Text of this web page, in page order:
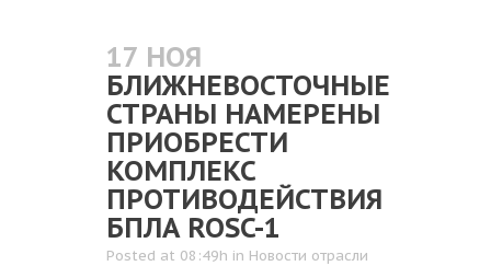
17 НОЯ
БЛИЖНЕВОСТОЧНЫЕ
СТРАНЫ НАМЕРЕНЫ
ПРИОБРЕСТИ
КОМПЛЕКС
ПРОТИВОДЕЙСТВИЯ
БПЛА ROSC-1
Posted at 08:49h in Новости отрасли